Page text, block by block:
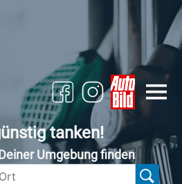
tanken!
Umgebung finden